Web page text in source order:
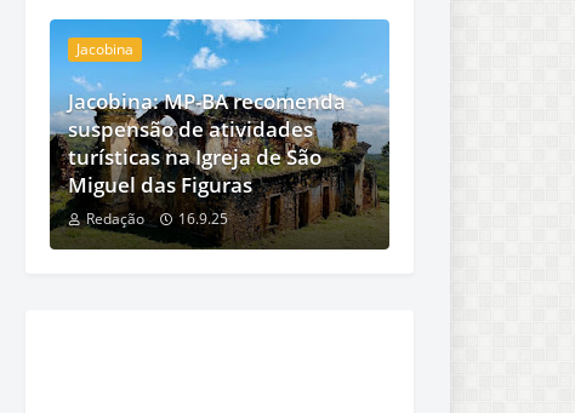
Jacobina
Jacobina: MP-BA recomenda
suspensão de atividades
turísticas na Igreja de São
Miguel das Figuras
Redação 16.9.25